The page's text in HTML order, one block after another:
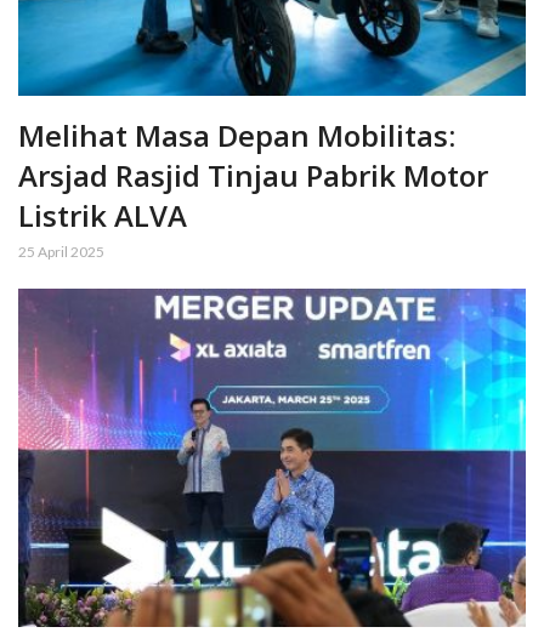
Melihat Masa Depan Mobilitas:
Arsjad Rasjid Tinjau Pabrik Motor
Listrik ALVA
25 April 2025